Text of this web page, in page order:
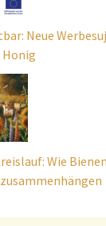
Neue
Wie